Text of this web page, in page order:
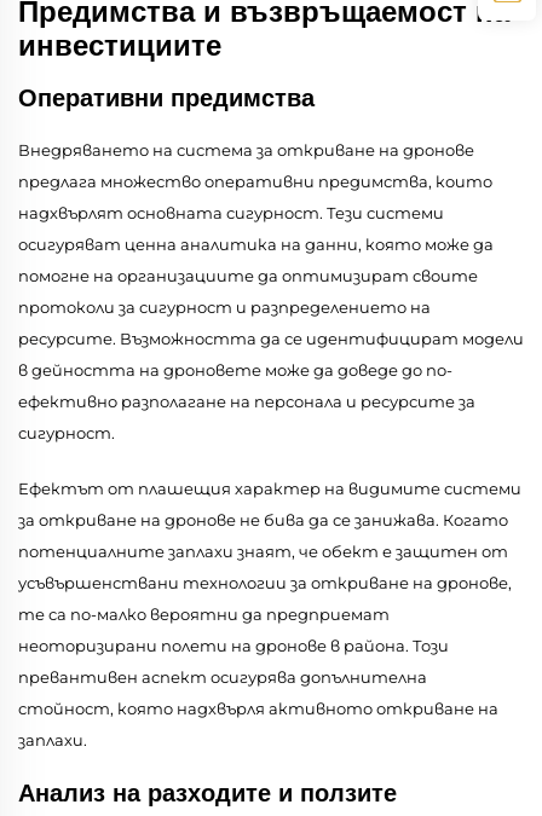
Предимства и възвръщаемост на
инвестициите
Оперативни предимства
Внедряването на система за откриване на дронове
предлага множество оперативни предимства, които
надхвърлят основната сигурност. Тези системи
осигуряват ценна аналитика на данни, която може да
помогне на организациите да оптимизират своите
протоколи за сигурност и разпределението на
ресурсите. Възможността да се идентифицират модели
в дейността на дроновете може да доведе до по-
ефективно разполагане на персонала и ресурсите за
сигурност.
Ефектът от плашещия характер на видимите системи
за откриване на дронове не бива да се занижава. Когато
потенциалните заплахи знаят, че обект е защитен от
усъвършенствани технологии за откриване на дронове,
те са по-малко вероятни да предприемат
неоторизирани полети на дронове в района. Този
превантивен аспект осигурява допълнителна
стойност, която надхвърля активното откриване на
заплахи.
Анализ на разходите и ползите